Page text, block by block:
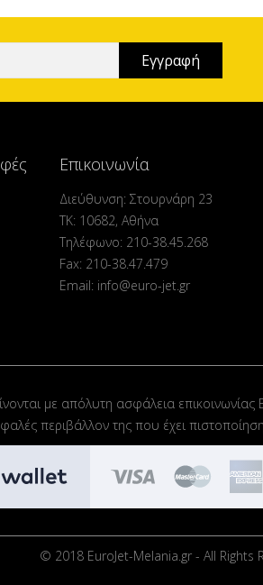
Επικοινωνία
Διεύθυνση: Στουρνάρη 23
ΤΚ: 10682, Αθήνα
Τηλέφωνο: 210-38.45.268
Fax: 210-38.47.479
Email: info@euro-jet.gr
με απόλυτη ασφάλεια
περιβάλλον της που έχει
© 2018 EuroJet-Melania.gr - All Rights